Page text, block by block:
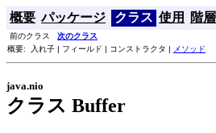
概要 パッケージ クラス 使用 階
前のクラス 次のクラス
概要: 入れ子 | フィールド | コンストラクタ |
メソッド
java.nio
クラス Buffer